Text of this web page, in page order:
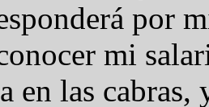
por
mi
en las